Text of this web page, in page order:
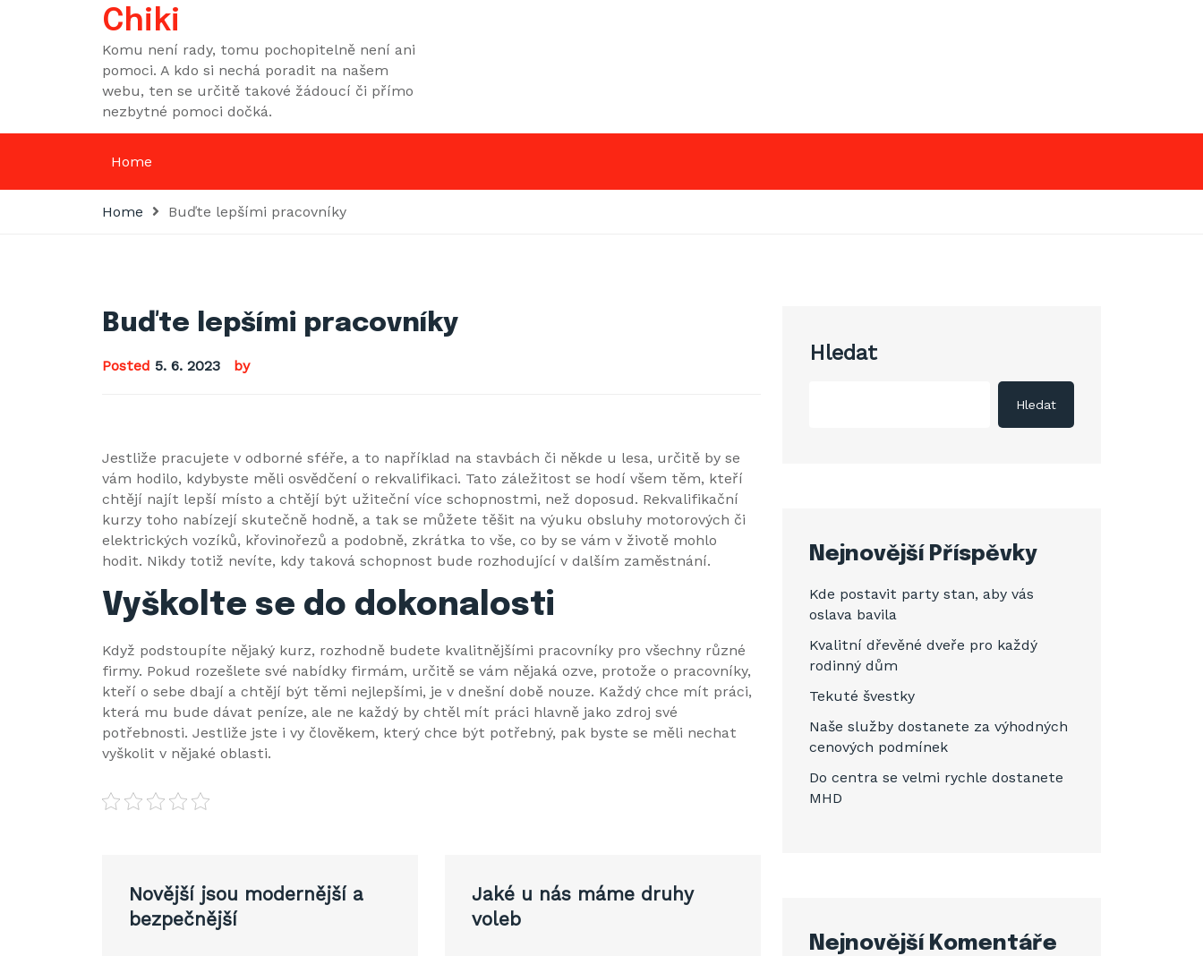
Chiki
Komu není rady, tomu pochopitelně není ani
pomoci. A kdo si nechá poradit na našem
webu, ten se určitě takové žádoucí či přímo
nezbytné pomoci dočká.
Home
Home Buďte lepšími pracovníky
Buďte lepšími pracovníky
Posted 5. 6. 2023 by
Jestliže pracujete v odborné sféře, a to například na stavbách či někde u lesa, určitě by se
vám hodilo, kdybyste měli osvědčení o rekvalifikaci. Tato záležitost se hodí všem těm, kteří
chtějí najít lepší místo a chtějí být užiteční více schopnostmi, než doposud. Rekvalifikační
kurzy toho nabízejí skutečně hodně, a tak se můžete těšit na výuku obsluhy motorových či
elektrických vozíků, křovinořezů a podobně, zkrátka to vše, co by se vám v životě mohlo
hodit. Nikdy totiž nevíte, kdy taková schopnost bude rozhodující v dalším zaměstnání.
Vyškolte se do dokonalosti
Když podstoupíte nějaký kurz, rozhodně budete kvalitnějšími pracovníky pro všechny různé
firmy. Pokud rozešlete své nabídky firmám, určitě se vám nějaká ozve, protože o pracovníky,
kteří o sebe dbají a chtějí být těmi nejlepšími, je v dnešní době nouze. Každý chce mít práci,
která mu bude dávat peníze, ale ne každý by chtěl mít práci hlavně jako zdroj své
potřebnosti. Jestliže jste i vy člověkem, který chce být potřebný, pak byste se měli nechat
vyškolit v nějaké oblasti.
pro
Novější jsou modernější a
bezpečnější
Jaké u nás máme druhy
voleb
Hledat
Hledat
Nejnovější Příspěvky
Kde postavit party stan, aby vás
oslava bavila
Kvalitní dřevěné dveře pro každý
rodinný dům
Tekuté švestky
Naše služby dostanete za výhodných
cenových podmínek
Do centra se velmi rychle dostanete
MHD
Nejnovější Komentáře